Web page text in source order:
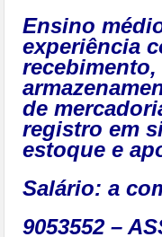
Ensino
experiência
de
registro em
estoque e
Salário: a
9053552 –